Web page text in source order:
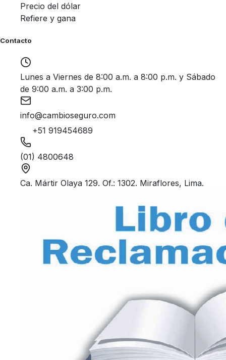
Precio del dólar
Refiere y gana
Contacto
Lunes a Viernes de 8:00 a.m. a 8:00 p.m. y Sábado
de 9:00 a.m. a 3:00 p.m.
info@cambioseguro.com
+51 919454689
(01) 4800648
Ca. Mártir Olaya 129. Of.: 1302. Miraflores, Lima.